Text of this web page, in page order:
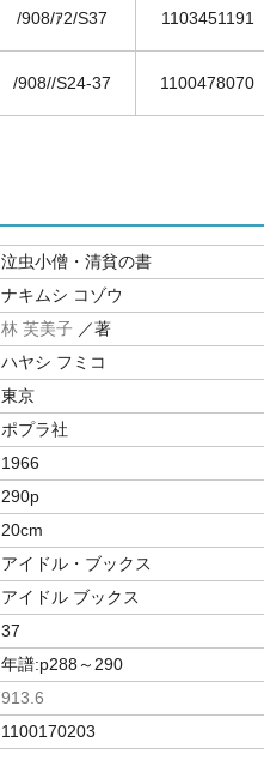
/908/ｱ2/S37 1103451191
/908//S24-37 1100478070
泣虫小僧・清貧の書
ナキムシ コゾウ
林 芙美子 ／著
ハヤシ フミコ
東京
ポプラ社
1966
290p
20cm
アイドル・ブックス
アイドル ブックス
37
年譜:p288～290
913.6
1100170203